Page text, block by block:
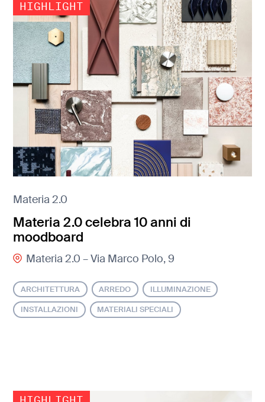
Materia 2.0
Materia 2.0 celebra 10 anni di
moodboard
Materia 2.0 – Via Marco Polo, 9
ARCHITETTURA ARREDO ILLUMINAZIONE
INSTALLAZIONI MATERIALI SPECIALI